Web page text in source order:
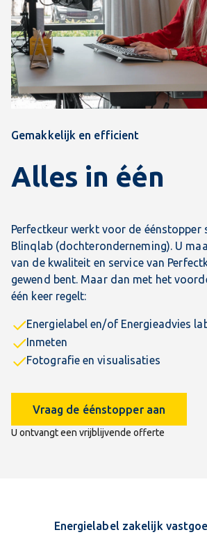
Gemakkelijk en efficient
Alles in één
Perfectkeur werkt voor de éénstopper
Blinqlab (dochteronderneming). U
van de kwaliteit en service van
gewend bent. Maar dan met het
één keer regelt:
Energielabel en/of Energieadvies
Inmeten
Fotografie en visualisaties
Vraag de éénstopper aan
U ontvangt een vrijblijvende offerte
Energielabel zakelijk